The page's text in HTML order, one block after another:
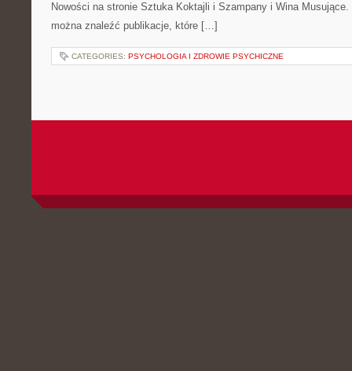
Nowości na stronie Sztuka Koktajli i Szampany i Wina
można znaleźć publikacje, które […]
CATEGORIES: PSYCHOLOGIA I ZDROWIE PSYCHICZNE